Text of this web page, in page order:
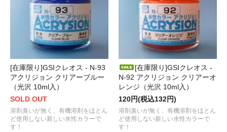
[在庫限り]GSIクレオス - N-93
アクリジョン クリアーブルー
（光沢 10ml入）
SOLD OUT
溶剤臭いが無く、有機溶剤をほとん
ど使用しない新しい水性カラーで
す！
[在庫限り]GSIクレオス -
N-92 アクリジョン クリアーオ
レンジ（光沢 10ml入）
120円(税込132円)
溶剤臭いが無く、有機溶剤をほとん
ど使用しない新しい水性カラーで
す！